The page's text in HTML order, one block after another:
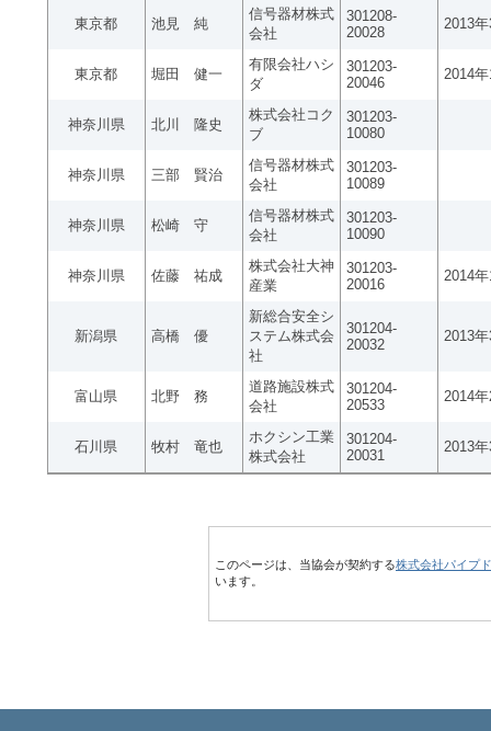
東京都 池見 純
信号器材株式
会社
301208-
20028
2013
東京都 堀田 健一
有限会社ハシ
ダ
301203-
20046
2014
神奈川県 北川 隆史
株式会社コク
ブ
301203-
10080
神奈川県 三部 賢治
信号器材株式
会社
301203-
10089
神奈川県 松崎 守
信号器材株式
会社
301203-
10090
神奈川県 佐藤 祐成
株式会社大神
産業
301203-
20016
2014
新潟県 高橋 優
新総合安全シ
ステム株式会
社
301204-
20032
2013
富山県 北野 務
道路施設株式
会社
301204-
20533
2014
石川県 牧村 竜也
ホクシン工業
株式会社
301204-
20031
2013
このページは、当協会が契約する株式会社パイプ
います。